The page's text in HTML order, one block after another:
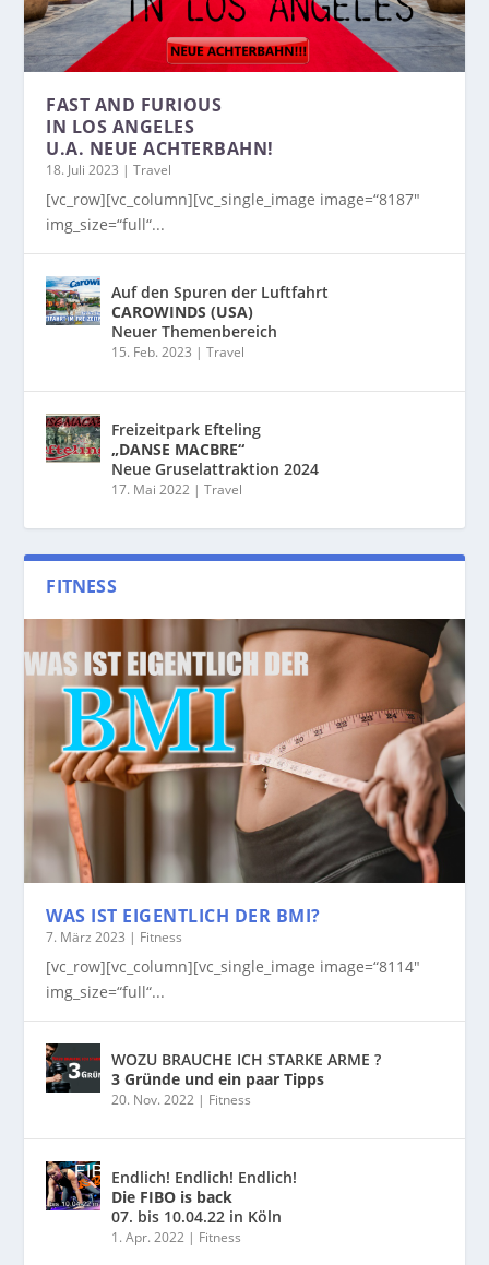
FAST AND FURIOUS
IN LOS ANGELES
U.A. NEUE ACHTERBAHN!
18. Juli 2023 |Travel
[vc_row][vc_column][vc_single_image image=“8187″
img_size=“full“...
Auf den Spuren der Luftfahrt
CAROWINDS (USA)
Neuer Themenbereich
15. Feb. 2023 |Travel
Freizeitpark Efteling
„DANSE MACBRE“
Neue Gruselattraktion 2024
17. Mai 2022 |Travel
FITNESS
WAS IST EIGENTLICH DER BMI?
7. März 2023 | Fitness
[vc_row][vc_column][vc_single_image image=“8114″
img_size=“full“...
WOZU BRAUCHE ICH STARKE ARME ?
3 Gründe und ein paar Tipps
20. Nov. 2022 | Fitness
Endlich! Endlich! Endlich!
Die FIBO is back
07. bis 10.04.22 in Köln
1. Apr. 2022 | Fitness